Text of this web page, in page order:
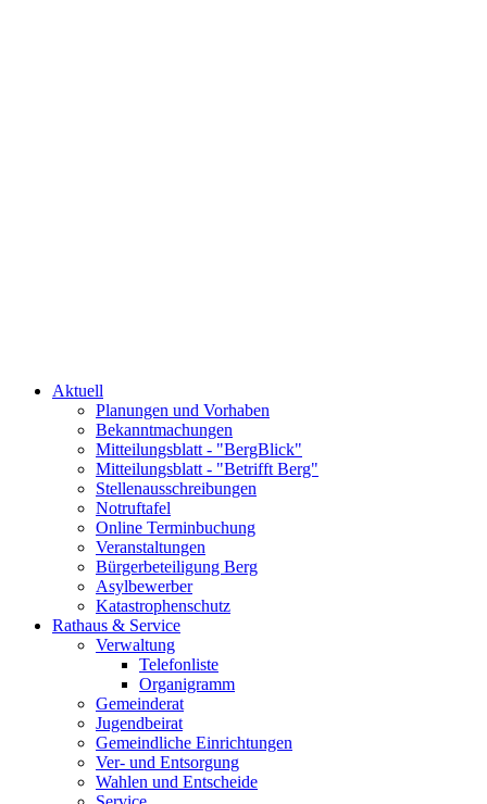
Aktuell
Planungen und Vorhaben
Bekanntmachungen
Mitteilungsblatt - "BergBlick"
Mitteilungsblatt - "Betrifft Berg"
Stellenausschreibungen
Notruftafel
Online Terminbuchung
Veranstaltungen
Bürgerbeteiligung Berg
Asylbewerber
Katastrophenschutz
Rathaus & Service
Verwaltung
Telefonliste
Organigramm
Gemeinderat
Jugendbeirat
Gemeindliche Einrichtungen
Ver- und Entsorgung
Wahlen und Entscheide